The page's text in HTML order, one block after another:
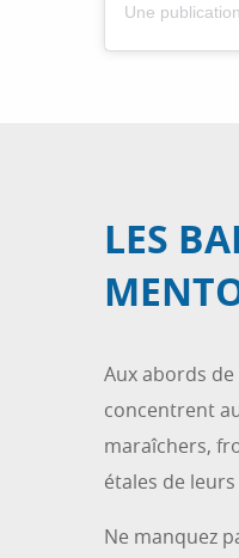
LES
Aux abords
concentrent
maraîchers,
étales de
Ne manquez